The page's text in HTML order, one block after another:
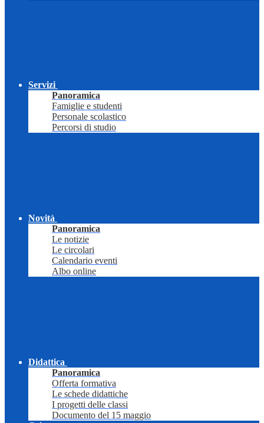
Servizi
Panoramica
Famiglie e studenti
Personale scolastico
Percorsi di studio
Novità
Panoramica
Le notizie
Le circolari
Calendario eventi
Albo online
Didattica
Panoramica
Offerta formativa
Le schede didattiche
I progetti delle classi
Documento del 15 maggio